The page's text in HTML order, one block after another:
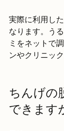
実際に利用し
なります。う
ミをネットで
ンやクリニッ
ちんげの
できます